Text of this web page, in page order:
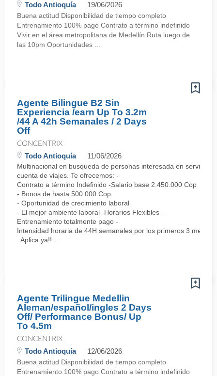
Todo Antioquía 19/06/2026
Buena actitud Disponibilidad de tiempo completo
Entrenamiento 100% pago Contrato a término indefinido
Vivir en el área metropolitana de Medellín Ruta luego de
las 10pm Oportunidades ...
Agente Bilingue B2 Sin
Experiencia /earn Up To 3.2m
/44 A 42h Semanales / 2 Days
Off
CONCENTRIX
Todo Antioquía 11/06/2026
Multinacional en busqueda de personas interesada en servicio
cuenta de viajes. Te ofrecemos: -
Contrato a término Indefinido -Salario base 2.450.000 Cop
- Bonos de hasta 500.000 Cop
- Oportunidad de crecimiento laboral
- El mejor ambiente laboral -Horarios Flexibles -
Entrenamiento totalmente pago -
Intensidad horaria de 44H semanales por los primeros 3
Aplica ya!!. ...
Agente Trilingue Medellin
Aleman/español/ingles 2 Days
Off/ Performance Bonus/ Up
To 4.5m
CONCENTRIX
Todo Antioquía 12/06/2026
Buena actitud Disponibilidad de tiempo completo
Entrenamiento 100% pago Contrato a término indefinido